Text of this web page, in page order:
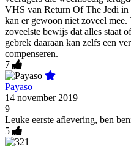
VHS van Return Of The Jedi
kan er gewoon niet zoveel
zoveelste bewijs dat alles staat
gebrek daaraan kan zelfs een
compenseren.
7
Payaso
14 november 2019
9
Leuke eerste aflevering, ben
5